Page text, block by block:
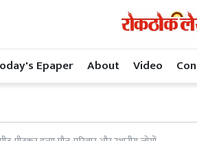
Epaper About Video